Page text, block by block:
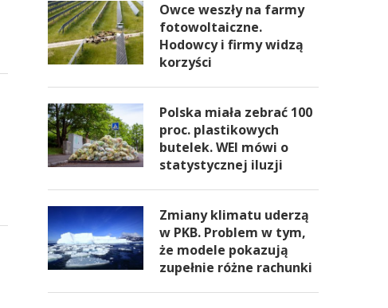
Owce weszły na farmy
fotowoltaiczne.
Hodowcy i firmy widzą
korzyści
Polska miała zebrać 100
proc. plastikowych
butelek. WEI mówi o
statystycznej iluzji
Zmiany klimatu uderzą
w PKB. Problem w tym,
że modele pokazują
zupełnie różne rachunki